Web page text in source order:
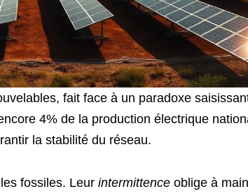
fait face à un paradoxe
4% de la production électrique
la stabilité du réseau.
fossiles. Leur intermittence oblige à